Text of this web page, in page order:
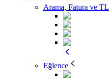
Arama, Fatura ve TL
Eğlence